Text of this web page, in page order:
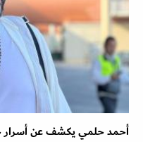
أحمد حلمي يكشف عن أسرار